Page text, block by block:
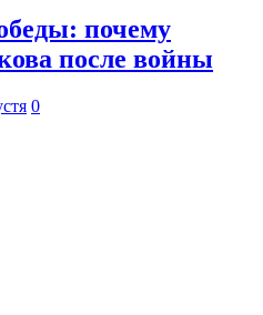
почему
после войны
0